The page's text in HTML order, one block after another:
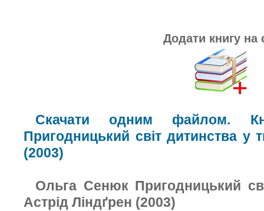
Додати книгу на
Скачати одним файлом.
Пригодницький світ дитинства у
(2003)
Ольга Сенюк Пригодницький
Астрід Ліндґрен (2003)